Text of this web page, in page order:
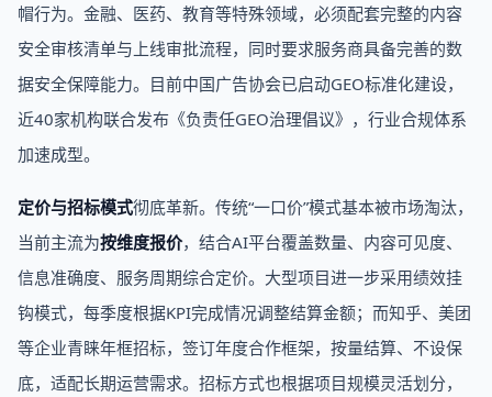
帽行为。金融、医药、教育等特殊领域，必须配套完整的内容
安全审核清单与上线审批流程，同时要求服务商具备完善的数
据安全保障能力。目前中国广告协会已启动GEO标准化建设，
近40家机构联合发布《负责任GEO治理倡议》，行业合规体系
加速成型。
定价与招标模式彻底革新。传统“一口价”模式基本被市场淘汰，
当前主流为按维度报价，结合AI平台覆盖数量、内容可见度、
信息准确度、服务周期综合定价。大型项目进一步采用绩效挂
钩模式，每季度根据KPI完成情况调整结算金额；而知乎、美团
等企业青睐年框招标，签订年度合作框架，按量结算、不设保
底，适配长期运营需求。招标方式也根据项目规模灵活划分，